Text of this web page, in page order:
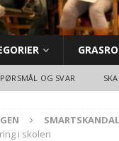
OG SVAR
i skolen